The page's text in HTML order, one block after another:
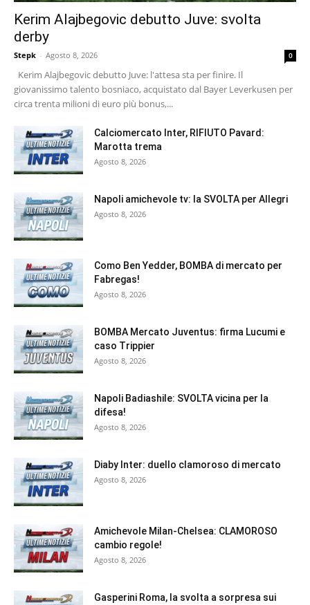
Kerim Alajbegovic debutto Juve: svolta
derby
Stepk - Agosto 8, 2026 0
Kerim Alajbegovic debutto Juve: l'attesa sta per finire. Il
giovanissimo talento bosniaco, acquistato dal Bayer Leverkusen per
circa trenta milioni di euro più bonus,...
Calciomercato Inter, RIFIUTO Pavard:
Marotta trema
Agosto 8, 2026
Napoli amichevole tv: la SVOLTA per Allegri
Agosto 8, 2026
Como Ben Yedder, BOMBA di mercato per
Fabregas!
Agosto 8, 2026
BOMBA Mercato Juventus: firma Lucumi e
caso Trippier
Agosto 8, 2026
Napoli Badiashile: SVOLTA vicina per la
difesa!
Agosto 8, 2026
Diaby Inter: duello clamoroso di mercato
Agosto 8, 2026
Amichevole Milan-Chelsea: CLAMOROSO
cambio regole!
Agosto 8, 2026
Gasperini Roma, la svolta a sorpresa sui